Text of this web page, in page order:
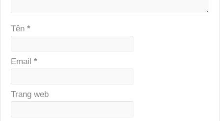
Tên*
Email*
Trang web